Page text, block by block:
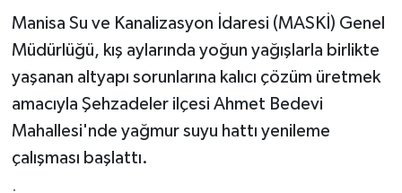
Manisa Su ve Kanalizasyon İdaresi (MASKİ) Genel
Müdürlüğü, kış aylarında yoğun yağışlarla birlikte
yaşanan altyapı sorunlarına kalıcı çözüm üretmek
amacıyla Şehzadeler ilçesi Ahmet Bedevi
Mahallesi'nde yağmur suyu hattı yenileme
çalışması başlattı.
Jandarma
Kadın